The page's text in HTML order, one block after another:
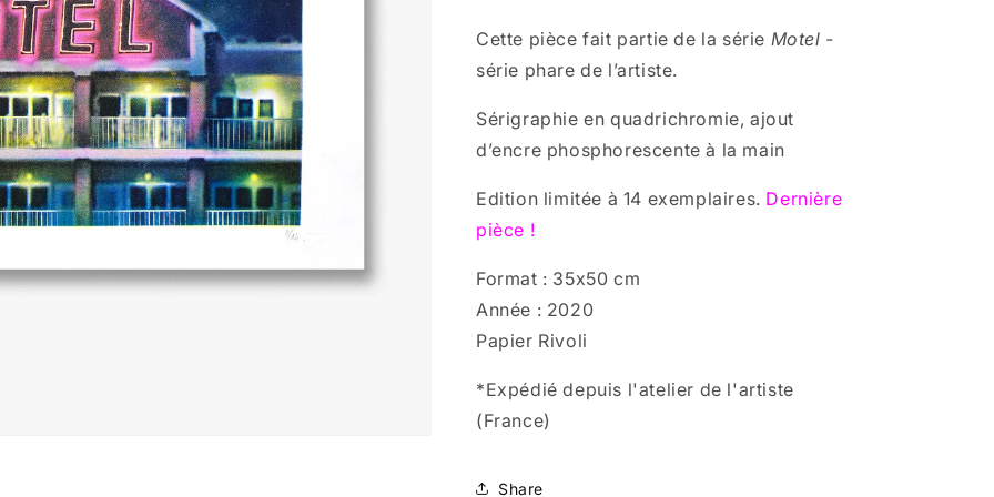
Cette pièce fait partie de la série Motel -
série phare de l’artiste.
Sérigraphie en quadrichromie,ajout
d’encre phosphorescente à la main
Edition limitée à 14 exemplaires. Dernière
pièce !
Format : 35x50 cm
Année : 2020
Papier Rivoli
*Expédié depuis l'atelier de l'artiste
(France)
Share